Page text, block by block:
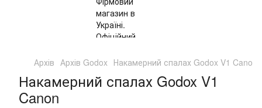
Архів Архів Godox Накамерний спалах Godox V1 Canon
Накамерний спалах Godox V1
Canon